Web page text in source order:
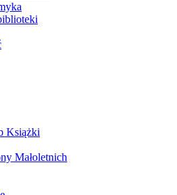
Książki
Małoletnich